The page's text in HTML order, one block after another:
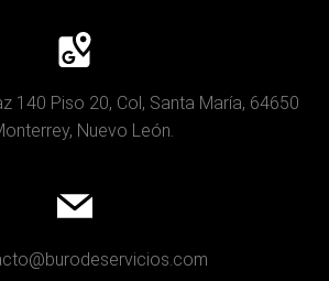
140 Piso 20, Col, Santa María, 64650
Nuevo León.